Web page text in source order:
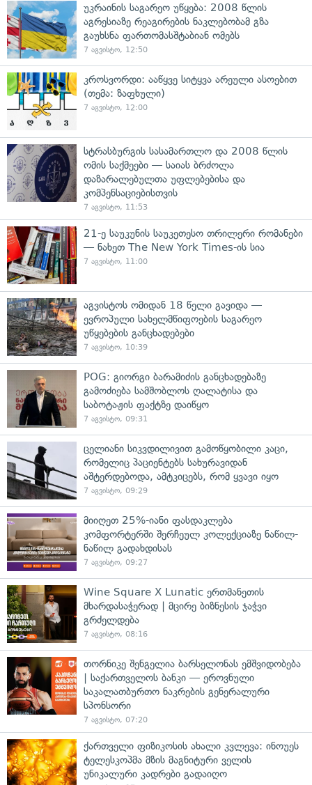
უკრაინის საგარეო უწყება: 2008 წლის
აგრესიაზე რეაგირების ნაკლებობამ გზა
გაუხსნა ფართომასშტაბიან ომებს
7 აგვისტო, 12:50
კროსვორდი: ააწყვე სიტყვა არეული ასოებით
(თემა: ზაფხული)
7 აგვისტო, 12:00
სტრასბურგის სასამართლო და 2008 წლის
ომის საქმეები — საიას ბრძოლა
დაზარალებულთა უფლებებისა და
კომპენსაციებისთვის
7 აგვისტო, 11:53
21-ე საუკუნის საუკეთესო თრილერი რომანები
— ნახეთ The New York Times-ის სია
7 აგვისტო, 11:00
აგვისტოს ომიდან 18 წელი გავიდა —
ევროპული სახელმწიფოების საგარეო
უწყებების განცხადებები
7 აგვისტო, 10:39
POG: გიორგი ბარამიძის განცხადებაზე
გამოძიება სამშობლოს ღალატისა და
საბოტაჟის ფაქტზე დაიწყო
7 აგვისტო, 09:31
ცელიანი სიკვდილივით გამოწყობილი კაცი,
რომელიც პაციენტებს სახურავიდან
აშტერდებოდა, ამტკიცებს, რომ ყვავი იყო
7 აგვისტო, 09:29
მიიღეთ 25%-იანი ფასდაკლება
კომფორტერში შერჩეულ კოლექციაზე ნაწილ-
ნაწილ გადახდისას
7 აგვისტო, 09:27
Wine Square X Lunatic ერთმანეთის
მხარდასაჭერად | მცირე ბიზნესის ჯაჭვი
გრძელდება
7 აგვისტო, 08:16
თორნიკე შენგელია ბარსელონას ემშვიდობება
| საქართველოს ბანკი — ეროვნული
საკალათბურთო ნაკრების გენერალური
სპონსორი
7 აგვისტო, 07:20
ქართველი ფიზიკოსის ახალი კვლევა: ინოუეს
ტელესკოპმა მზის მაგნიტური ველის
უნიკალური კადრები გადაიღო